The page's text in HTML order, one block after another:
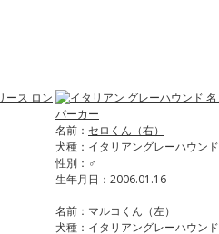
名前： セロくん（右）
犬種：イタリアングレーハウンド
性別：♂
生年月日：2006.01.16
名前：マルコくん（左）
犬種：イタリアングレーハウンド